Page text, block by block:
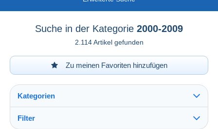
Suche in der Kategorie 2000-2009
2.114 Artikel gefunden
Zu meinen Favoriten hinzufügen
Kategorien
Filter